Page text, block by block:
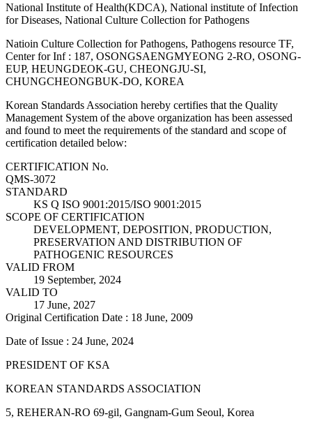
National Institute of Health(KDCA), National institute of Infection
for Diseases, National Culture Collection for Pathogens
Natioin Culture Collection for Pathogens, Pathogens resource TF,
Center for Inf : 187, OSONGSAENGMYEONG 2-RO, OSONG-
EUP, HEUNGDEOK-GU, CHEONGJU-SI,
CHUNGCHEONGBUK-DO, KOREA
Korean Standards Association hereby certifies that the Quality
Management System of the above organization has been assessed
and found to meet the requirements of the standard and scope of
certification detailed below:
CERTIFICATION No.
QMS-3072
STANDARD
KS Q ISO 9001:2015/ISO 9001:2015
SCOPE OF CERTIFICATION
DEVELOPMENT, DEPOSITION, PRODUCTION,
PRESERVATION AND DISTRIBUTION OF
PATHOGENIC RESOURCES
VALID FROM
19 September, 2024
VALID TO
17 June, 2027
Original Certification Date : 18 June, 2009
Date of Issue : 24 June, 2024
PRESIDENT OF KSA
KOREAN STANDARDS ASSOCIATION
5, REHERAN-RO 69-gil, Gangnam-Gum Seoul, Korea